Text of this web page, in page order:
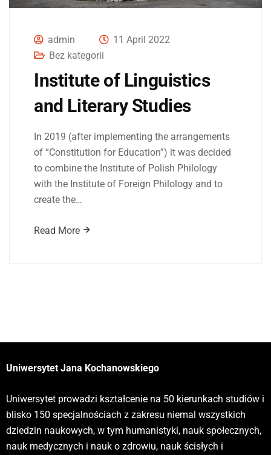
admin
11 April 2022
Bez kategorii
Institute of Linguistics
and Literary Studies
In 2019 (after implementing the arrangements
of “Constitution for Education”) it was decided
to combine the Institute of Polish Philology
with the Institute of Foreign Philology and to
create the…
Read More
Uniwersytet Jana Kochanowskiego
Uniwersytet prowadzi kształcenie na 50 kierunkach studiów i
blisko 150 specjalnościach z zakresu niemal wszystkich
dziedzin naukowych, w tym humanistyki, nauk społecznych,
nauk medycznych i nauk o zdrowiu, nauk ścisłych i